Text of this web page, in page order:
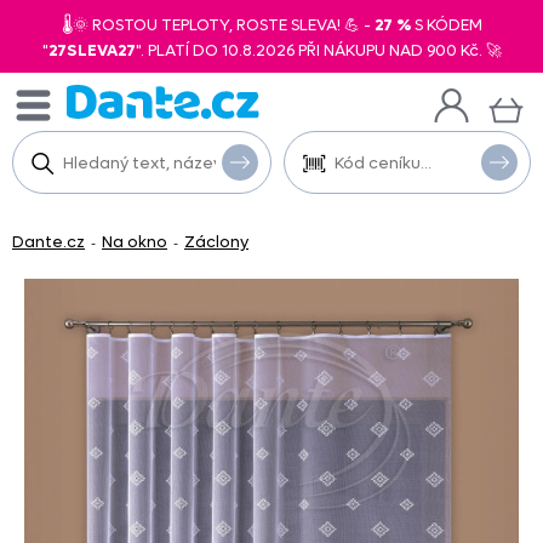
🌡️🌞 ROSTOU TEPLOTY, ROSTE SLEVA! 💪 - 27 %S KÓDEM
"27SLEVA27". PLATÍ DO 10.8.2026 PŘI NÁKUPU NAD 900 Kč. 🚀
Dante.cz - Na okno - Záclony